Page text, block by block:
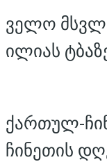
ველო
ილიას
ქართულ-
ჩინეთის